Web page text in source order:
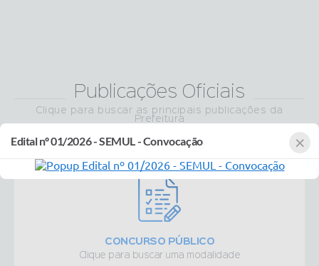
Publicações Oficiais
Clique para buscar as principais publicações da
Prefeitura
CONCURSO PÚBLICO
Clique para buscar uma modalidade
×
Edital nº 01/2026 - SEMUL - Convocação